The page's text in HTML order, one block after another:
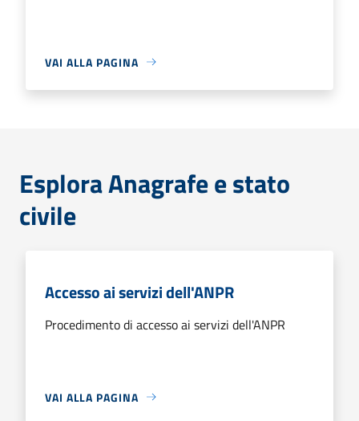
VAI ALLA PAGINA
Esplora Anagrafe e stato
civile
Accesso ai servizi dell'ANPR
Procedimento di accesso ai servizi dell'ANPR
VAI ALLA PAGINA